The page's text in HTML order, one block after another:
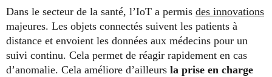
Dans le secteur de la santé, l’IoT a permis des innovations
majeures. Les objets connectés suivent les patients à
distance et envoient les données aux médecins pour un
suivi continu. Cela permet de réagir rapidement en cas
d’anomalie. Cela améliore d’ailleurs la prise en charge